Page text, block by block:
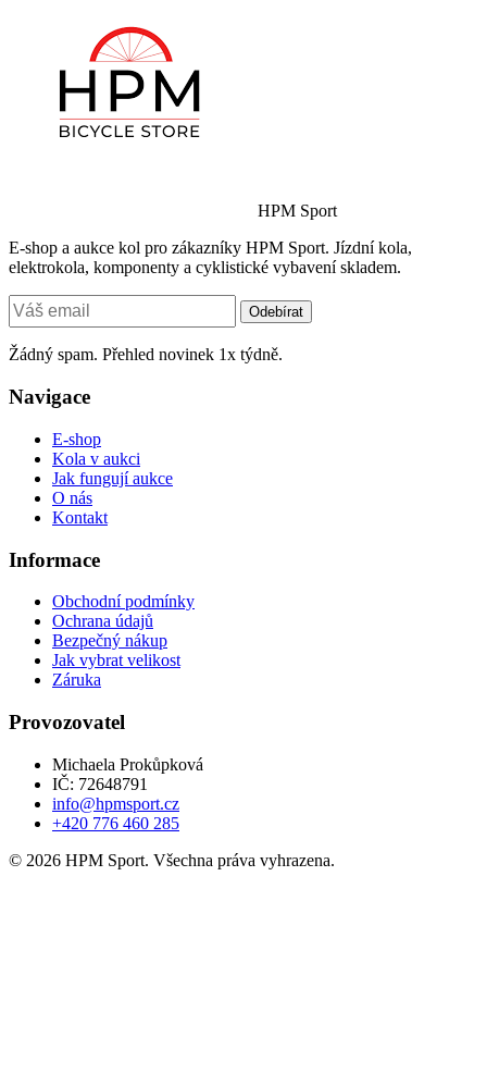
HPM Sport
E-shop a aukce kol pro zákazníky HPM Sport. Jízdní kola,
elektrokola, komponenty a cyklistické vybavení skladem.
Odebírat
Žádný spam. Přehled novinek 1x týdně.
Navigace
E-shop
Kola v aukci
Jak fungují aukce
O nás
Kontakt
Informace
Obchodní podmínky
Ochrana údajů
Bezpečný nákup
Jak vybrat velikost
Záruka
Provozovatel
Michaela Prokůpková
IČ: 72648791
info@hpmsport.cz
+420 776 460 285
© 2026 HPM Sport. Všechna práva vyhrazena.